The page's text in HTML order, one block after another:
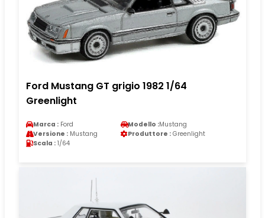
Ford Mustang GT grigio 1982 1/64
Greenlight
Marca : Ford Modello :Mustang
Versione : Mustang Produttore : Greenlight
Scala : 1/64